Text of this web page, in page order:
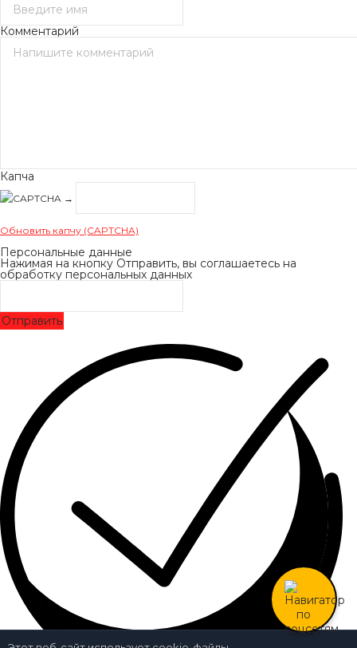
Комментарий
Капча
→
Обновить капчу (CAPTCHA)
Персональные данные
Нажимая на кнопку Отправить, вы соглашаетесь на
обработку персональных данных
Отправить